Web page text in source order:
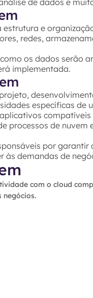
de dados e
e
redes,
os dados serão
implementada.
específicas de
processos de
por
às demandas de